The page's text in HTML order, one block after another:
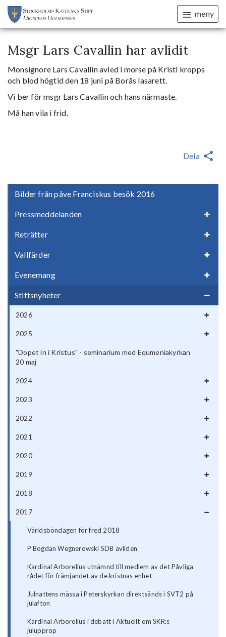
meny
Bilder från påve Franciskus besök 2016
Pressmeddelanden
Reträtter
Vallfärder
Evenemang
Stiftsnyheter
2026
2025
"Dopet in i Kristus" - seminarium med Equmeniakyrkan
20 maj
2024
2023
2022
2021
2020
2019
2018
2017
Världsböndagen för fred 2018
P Bogdan Wegnerowski SDB avliden
Kardinal Arborelius utnämnd till medlem av det Påvliga
rådet för främjandet av de kristnas enhet
Julnattens mässa i Peterskyrkan direktsänds i SVT2 på
julafton
Kardinal Arborelius i debatt i Aktuellt om SKR:s
julupprop
Msgr Lars Cavallin har avlidit
Monsignore Lars Cavallin avled i morse på Kristi kropps
och blod högtid den 18 juni på Borås lasarett.
Vi ber för msgr Lars Cavallin och hans närmaste.
Må han vila i frid.
Dela